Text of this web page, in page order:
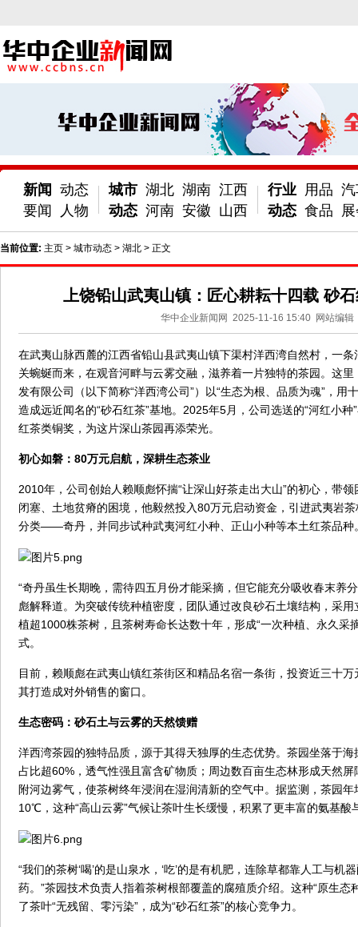
新闻
要闻
动态
人物
城市
动态
湖北 湖南 江西
河南 安徽 山西
行业
动态
用品
食品
当前位置: 主页 > 城市动态 > 湖北 > 正文
上饶铅山武夷山镇：匠心耕耘十四载 砂
华中企业新闻网 2025-11-16 15:40 网站编辑
在武夷山脉西麓的江西省铅山县武夷山镇下渠村洋西湾自然村，一
关蜿蜒而来，在观音河畔与云雾交融，滋养着一片独特的茶园。这
发有限公司（以下简称“洋西湾公司”）以“生态为根、品质为魂”，用
造成远近闻名的“砂石红茶”基地。2025年5月，公司选送的“河红小
红茶类铜奖，为这片深山茶园再添荣光。
初心如磐：80万元启航，深耕生态茶业
2010年，公司创始人赖顺彪怀揣“让深山好茶走出大山”的初心，带
闭塞、土地贫瘠的困境，他毅然投入80万元启动资金，引进武夷岩茶
分类——奇丹，并同步试种武夷河红小种、正山小种等本土红茶品种
“奇丹虽生长期晚，需待四五月份才能采摘，但它能充分吸收春末养
彪解释道。为突破传统种植密度，团队通过改良砂石土壤结构，采
植超1000株茶树，且茶树寿命长达数十年，形成“一次种植、永久采
式。
目前，赖顺彪在武夷山镇红茶街区和精品名宿一条街，投资近三十
其打造成对外销售的窗口。
生态密码：砂石土与云雾的天然馈赠
洋西湾茶园的独特品质，源于其得天独厚的生态优势。茶园坐落于
占比超60%，透气性强且富含矿物质；周边数百亩生态林形成天然
附河边雾气，使茶树终年浸润在湿润清新的空气中。据监测，茶园
10℃，这种“高山云雾”气候让茶叶生长缓慢，积累了更丰富的氨基酸
“我们的茶树‘喝’的是山泉水，‘吃’的是有机肥，连除草都靠人工与机
药。”茶园技术负责人指着茶树根部覆盖的腐殖质介绍。这种“原生态
了茶叶“无残留、零污染”，成为“砂石红茶”的核心竞争力。